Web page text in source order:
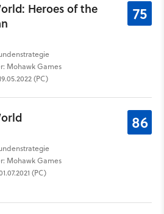
Heroes of the
Mohawk Games
(PC)
75
Mohawk Games
(PC)
86